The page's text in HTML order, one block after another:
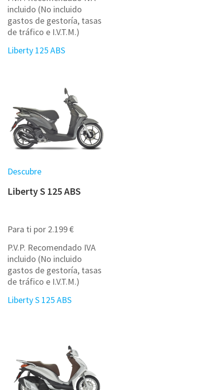
incluido (No incluido
gastos de gestoría, tasas
de tráfico e I.V.T.M.)
Liberty 125 ABS
Descubre
Liberty S 125 ABS
Para ti por 2.199 €
P.V.P. Recomendado IVA
incluido (No incluido
gastos de gestoría, tasas
de tráfico e I.V.T.M.)
Liberty S 125 ABS